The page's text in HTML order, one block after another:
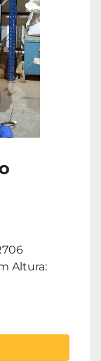
Altura: